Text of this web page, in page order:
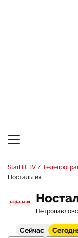
StarHit TV
Ностальгия
Сейчас